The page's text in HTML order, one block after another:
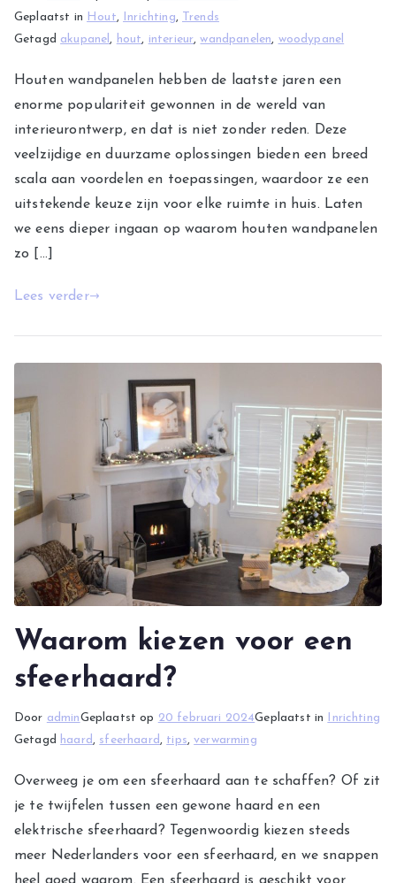
Geplaatst in Hout, Inrichting, Trends
Getagd akupanel , hout, interieur,wandpanelen, woodypanel
Houten wandpanelen hebben de laatste jaren een
enorme populariteit gewonnen in de wereld van
interieurontwerp, en dat is niet zonder reden. Deze
veelzijdige en duurzame oplossingen bieden een breed
scala aan voordelen en toepassingen, waardoor ze een
uitstekende keuze zijn voor elke ruimte in huis. Laten
we eens dieper ingaan op waarom houten wandpanelen
zo […]
Lees verder
Waarom kiezen voor een
sfeerhaard?
Door adminGeplaatst op 20 februari 2024Geplaatst in Inrichting
Getagd haard, sfeerhaard, tips,verwarming
Overweeg je om een sfeerhaard aan te schaffen? Of zit
je te twijfelen tussen een gewone haard en een
elektrische sfeerhaard? Tegenwoordig kiezen steeds
meer Nederlanders voor een sfeerhaard, en we snappen